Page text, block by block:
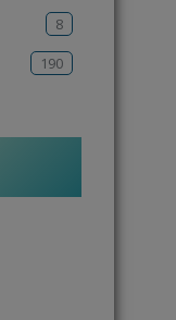
8
190